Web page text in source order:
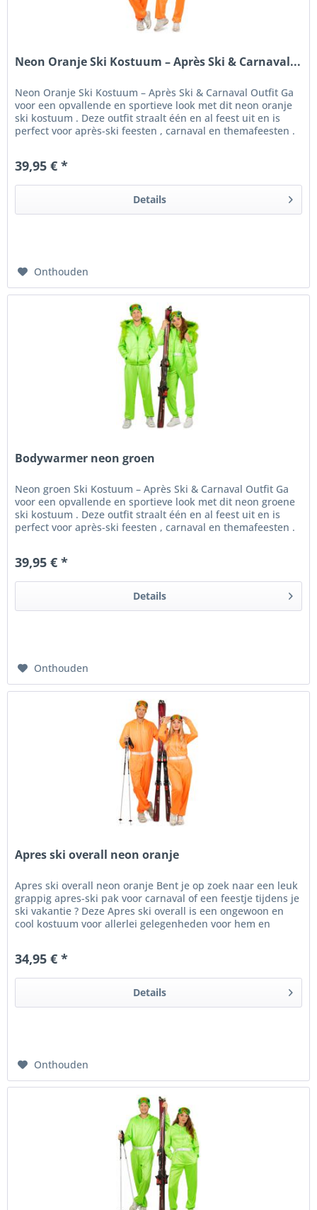
Neon Oranje Ski Kostuum – Après Ski & Carnaval...
Neon Oranje Ski Kostuum – Après Ski & Carnaval Outfit Ga
voor een opvallende en sportieve look met dit neon oranje
ski kostuum . Deze outfit straalt één en al feest uit en is
perfect voor après-ski feesten , carnaval en themafeesten .
39,95 € *
Details
Onthouden
Bodywarmer neon groen
Neon groen Ski Kostuum – Après Ski & Carnaval Outfit Ga
voor een opvallende en sportieve look met dit neon groene
ski kostuum . Deze outfit straalt één en al feest uit en is
perfect voor après-ski feesten , carnaval en themafeesten .
39,95 € *
Details
Onthouden
Apres ski overall neon oranje
Apres ski overall neon oranje Bent je op zoek naar een leuk
grappig apres-ski pak voor carnaval of een feestje tijdens je
ski vakantie ? Deze Apres ski overall is een ongewoon en
cool kostuum voor allerlei gelegenheden voor hem en
34,95 € *
Details
Onthouden